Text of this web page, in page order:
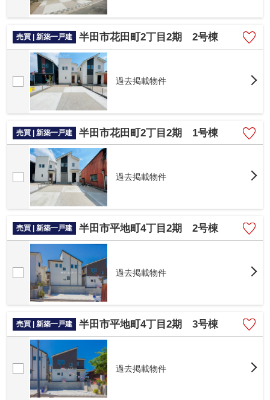
売買 | 新築一戸建 半田市花田町2丁目2期 2号棟
過去掲載物件
売買 | 新築一戸建 半田市花田町2丁目2期 1号棟
過去掲載物件
売買 | 新築一戸建 半田市平地町4丁目2期 2号棟
過去掲載物件
売買 | 新築一戸建 半田市平地町4丁目2期 3号棟
過去掲載物件